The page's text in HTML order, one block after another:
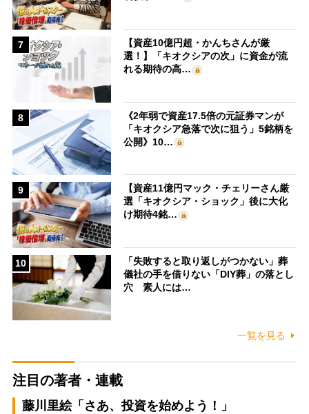
7
【資産10億円超・かんちさんが厳
選！】「キオクシアの次」に資金が流
れる期待の高…
8
《2年弱で資産17.5倍の元証券マンが
「キオクシア急落で次に狙う」5銘柄を
公開》10…
9
【資産11億円マック・チェリーさん厳
選「キオクシア・ショック」後に大化
け期待4銘…
10
「失敗すると取り返しがつかない」葬
儀社の手を借りない「DIY葬」の落とし
穴 素人には…
一覧を見る
注目の著者・連載
藤川里絵「さあ、投資を始めよう！」